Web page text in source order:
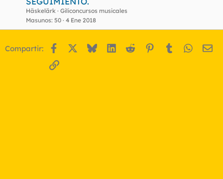
d
Häskelärk
Giliconcursos musicales
Masunos 50 4 Ene 2018
Compartir: Facebook BlueskyLinkedIn
Reddit Pinterest
Tumblr
Enlace